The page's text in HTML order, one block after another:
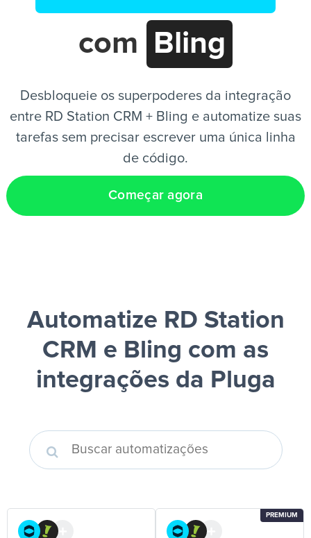
PT
com
Bling
Desbloqueie os superpoderes da integração
entre RD Station CRM + Bling e automatize suas
tarefas sem precisar escrever uma única linha
de código.
Começar agora
Automatize RD Station
CRM e Bling com as
integrações da Pluga
PREMIUM